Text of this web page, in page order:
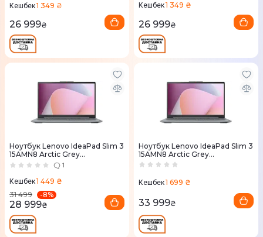
Кешбек1 349 ₴
26 999₴
Кешбек1 349 ₴
26 999₴
Ноутбук Lenovo IdeaPad Slim 3
15AMN8 Arctic Grey
(82XQ01K5RA) 1
Кешбек1 449 ₴
31 499
-8%
28 999₴
Ноутбук Lenovo IdeaPad Slim 3
15AMN8 Arctic Grey
(82XQ01KFRA)
Кешбек1 699 ₴
33 999₴